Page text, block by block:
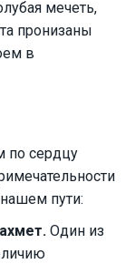
мечеть,
пронизаны
в
по сердцу
пути:
Один из